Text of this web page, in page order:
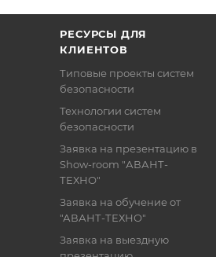
РЕСУРСЫ ДЛЯ
КЛИЕНТОВ
Типовые проекты систем
безопасности
Технологии систем
безопасности
Заявка на презентацию в
Show-room "АВАНТ-
ТЕХНО"
Заявка на обучение от
"АВАНТ-ТЕХНО"
Заявка на выездную